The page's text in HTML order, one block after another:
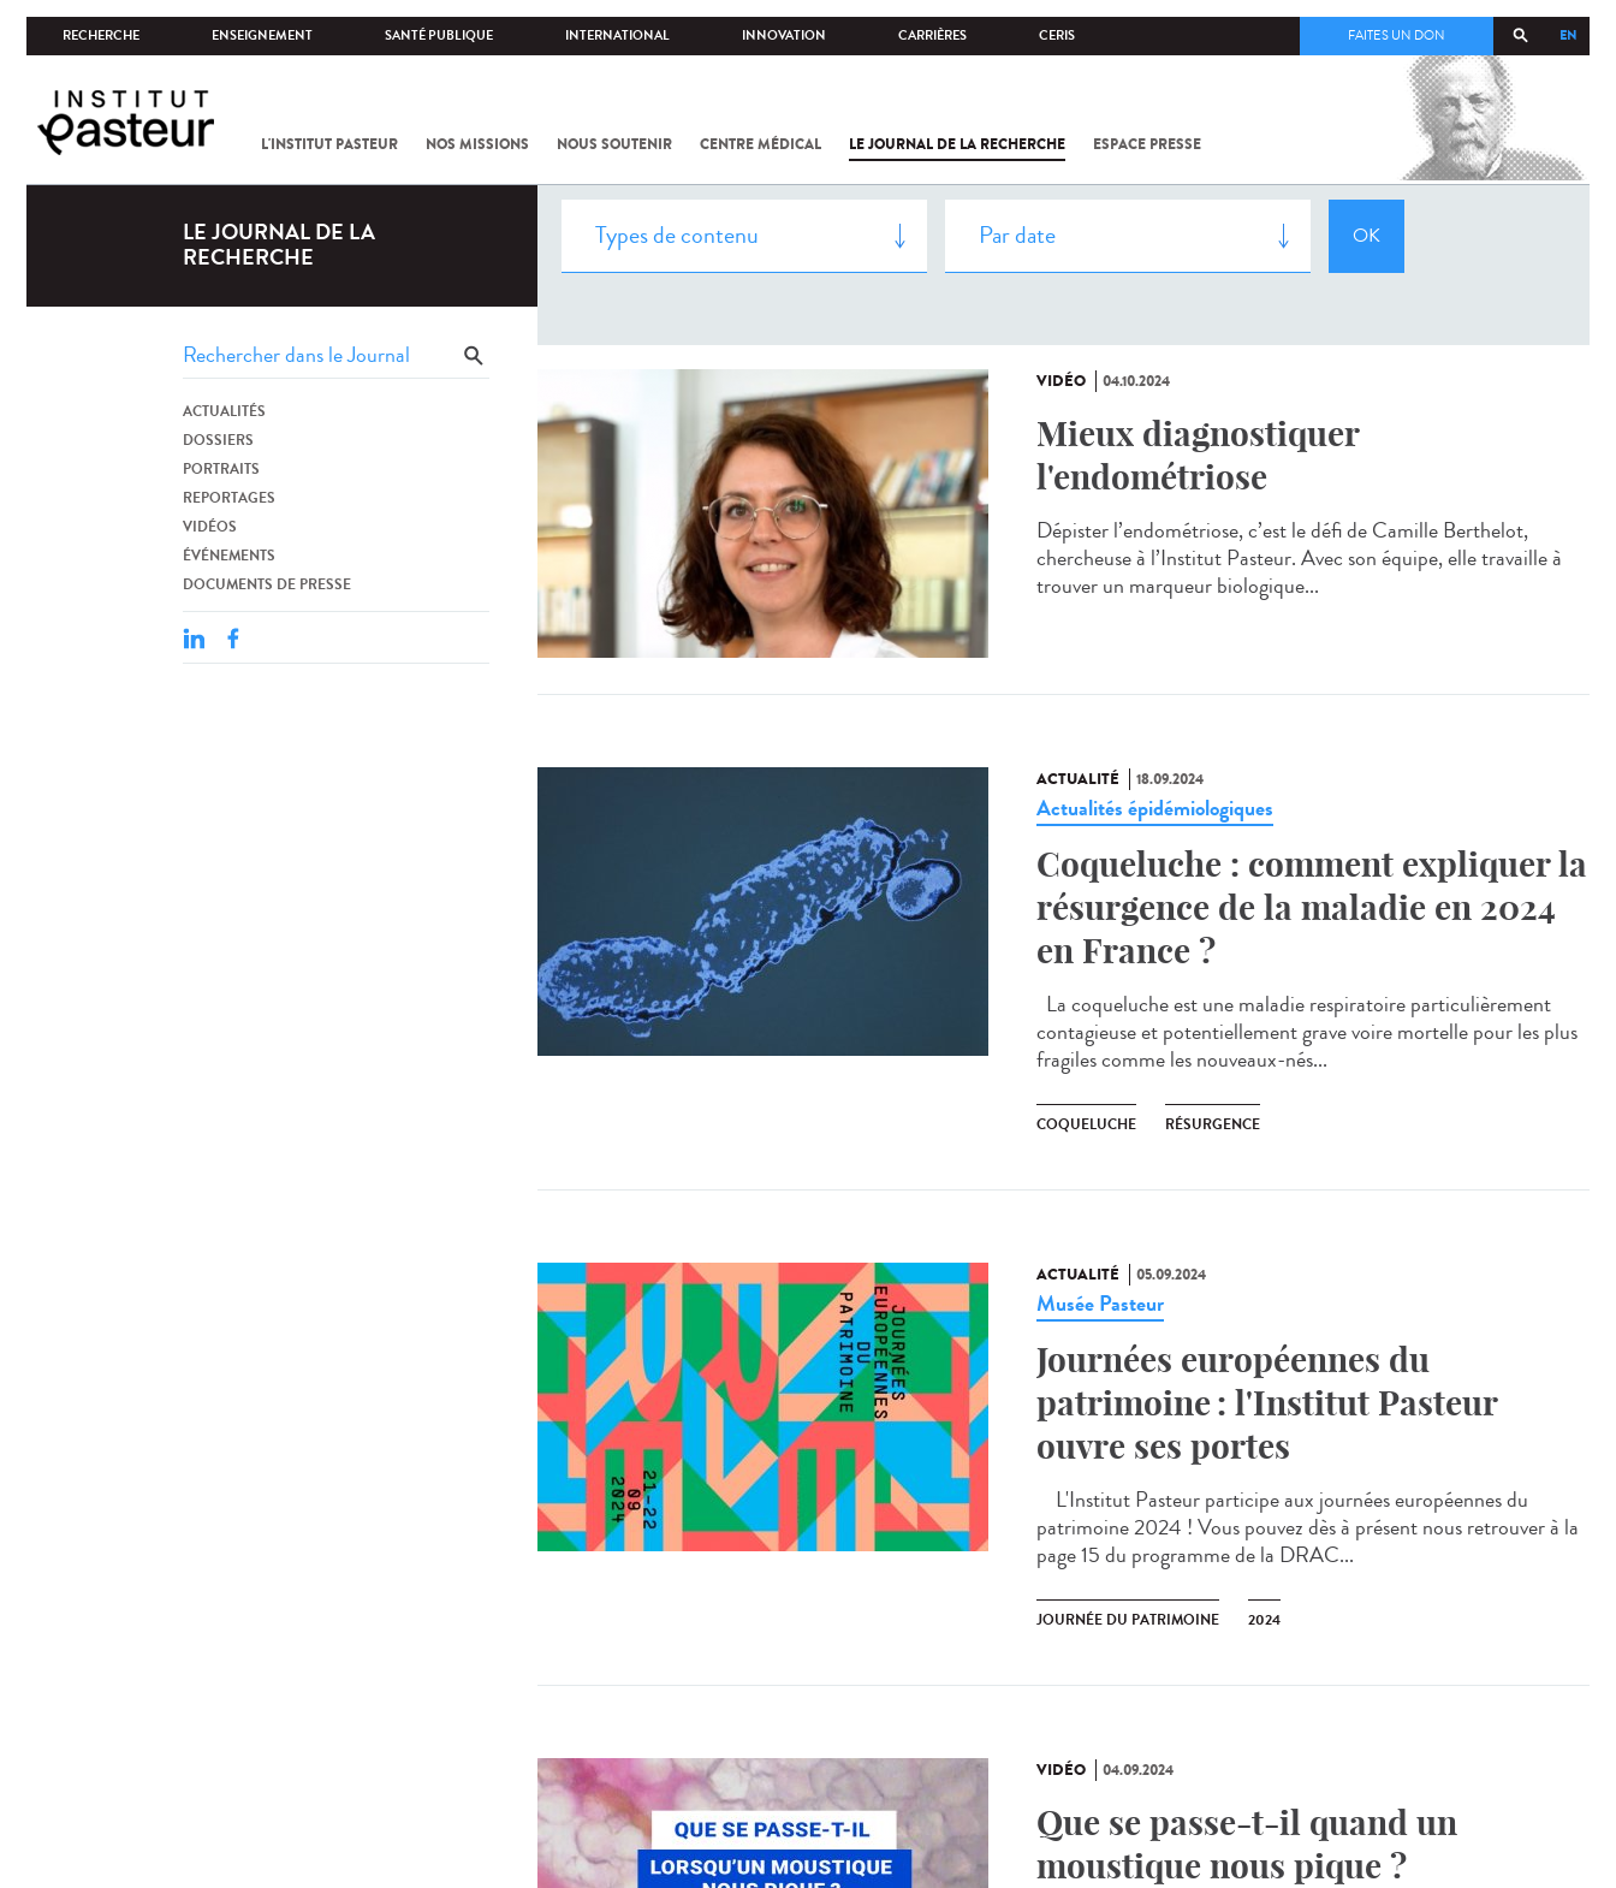
RECHERCHE ENSEIGNEMENT SANTÉ PUBLIQUE INTERNATIONAL INNOVATION CARRIÈRES CERIS EN
FAITES UN DON
L'INSTITUT PASTEUR NOS MISSIONS NOUS SOUTENIR CENTRE MÉDICAL LE JOURNAL DE LA RECHERCHE ESPACE PRESSE
COV-2 /
L'INSTITUT
PASTEUR
LE JOURNAL DE LA
RECHERCHE
ACTUALITÉS
DOSSIERS
PORTRAITS
REPORTAGES
VIDÉOS
ÉVÉNEMENTS
DOCUMENTS DE PRESSE
VIDÉO 04.10.2024
Mieux diagnostiquer
l'endométriose
Dépister l’endométriose, c’est le défi de Camille Berthelot,
chercheuse à l’Institut Pasteur. Avec son équipe, elle travaille à
trouver un marqueur biologique...
ACTUALITÉ 18.09.2024
Actualités épidémiologiques
Coqueluche : comment expliquer la
résurgence de la maladie en 2024
en France ?
La coqueluche est une maladie respiratoire particulièrement
contagieuse et potentiellement grave voire mortelle pour les plus
fragiles comme les nouveaux-nés...
COQUELUCHE RÉSURGENCE
ACTUALITÉ 05.09.2024
Musée Pasteur
Journées européennes du
patrimoine : l'Institut Pasteur
ouvre ses portes
L'Institut Pasteur participe aux journées européennes du
patrimoine 2024 ! Vous pouvez dès à présent nous retrouver à la
page 15 du programme de la DRAC...
JOURNÉE DU PATRIMOINE 2024
VIDÉO 04.09.2024
Que se passe-t-il quand un
moustique nous pique ?